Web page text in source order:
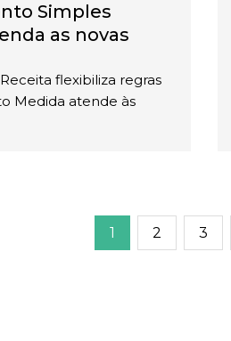
Simples
as novas
flexibiliza regras
Medida atende às
1 2 3